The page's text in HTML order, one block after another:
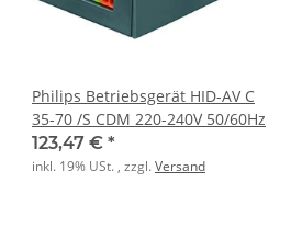
Philips Betriebsgerät HID-AV C
35-70 /S CDM 220-240V 50/60Hz
123,47 € *
inkl. 19% USt. , zzgl.Versand